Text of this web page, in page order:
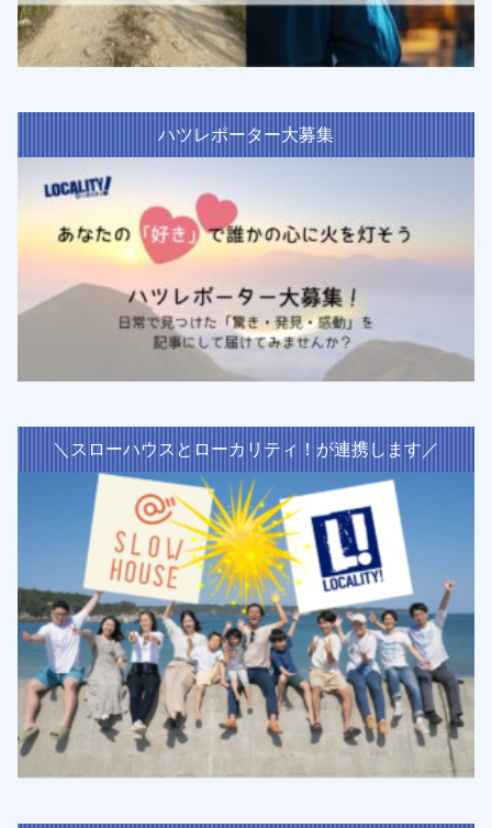
ハツレポーター大募集
＼スローハウスとローカリティ！が連携します／